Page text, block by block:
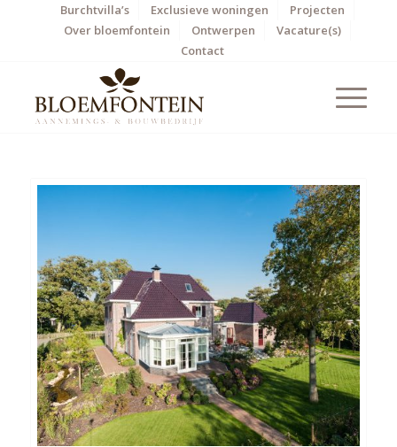
Burchtvilla’s Exclusieve woningen
Projecten
Over bloemfontein
Ontwerpen
Vacature(s)
Contact